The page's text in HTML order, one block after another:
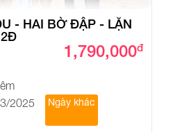
- HAI BỜ ĐẬP - LẶN
1,790,000đ
2025
Ngày khác